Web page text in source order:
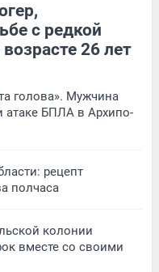
с редкой
26 лет
голова». Мужчина
атаке БПЛА в Архипо-
рецепт
полчаса
колонии
вместе со своими